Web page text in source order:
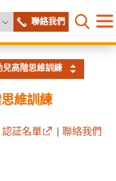
更改語言聯絡我們
打開目
高階思維訓練
維訓練
認証名單 | 聯絡我們